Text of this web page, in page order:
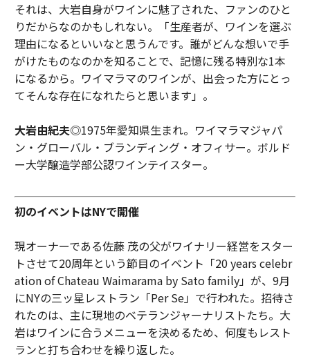
それは、大岩自身がワインに魅了された、ファンのひと
りだからなのかもしれない。「生産者が、ワインを選ぶ
理由になるといいなと思うんです。誰がどんな想いで手
がけたものなのかを知ることで、記憶に残る特別な1本
になるから。ワイマラマのワインが、出会った方にとっ
てそんな存在になれたらと思います」。
大岩由紀夫◎1975年愛知県生まれ。ワイマラマジャパ
ン・グローバル・ブランディング・オフィサー。ボルド
ー大学醸造学部公認ワインテイスター。
初のイベントはNYで開催
現オーナーである佐藤 茂の父がワイナリー経営をスター
トさせて20周年という節目のイベント「20 years celebr
ation of Chateau Waimarama by Sato family」が、9月
にNYの三ッ星レストラン「Per Se」で行われた。招待さ
れたのは、主に現地のベテランジャーナリストたち。大
岩はワインに合うメニューを決めるため、何度もレスト
ランと打ち合わせを繰り返した。